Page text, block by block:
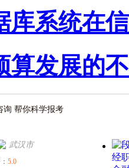
库系统在
算发展的
询 帮你科学报考
武汉市
5.0